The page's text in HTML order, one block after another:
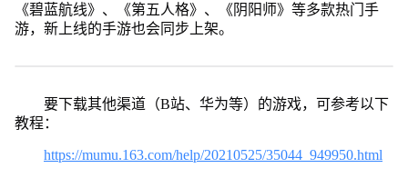
《碧蓝航线》、《第五人格》、《阴阳师》等多款热门手
游，新上线的手游也会同步上架。
要下载其他渠道（B站、华为等）的游戏，可参考以下
教程：
https://mumu.163.com/help/20210525/35044_949950.html